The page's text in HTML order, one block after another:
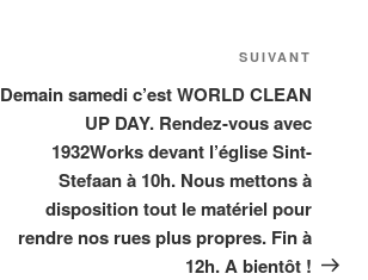
SUIVANT
Demain samedi c’est WORLD CLEAN
UP DAY. Rendez-vous avec
1932Works devant l’église Sint-
Stefaan à 10h. Nous mettons à
disposition tout le matériel pour
rendre nos rues plus propres. Fin à
12h. A bientôt !